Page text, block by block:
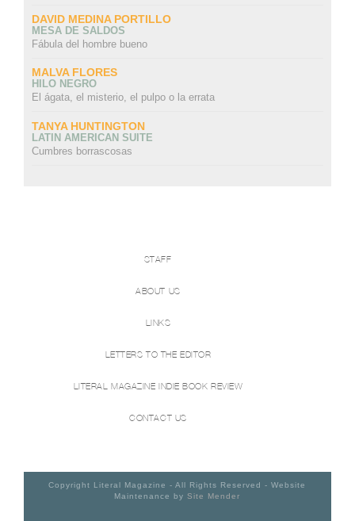
DAVID MEDINA PORTILLO
MESA DE SALDOS
Fábula del hombre bueno
MALVA FLORES
HILO NEGRO
El ágata, el misterio, el pulpo o la errata
TANYA HUNTINGTON
LATIN AMERICAN SUITE
Cumbres borrascosas
STAFF
ABOUT US
LINKS
LETTERS TO THE EDITOR
LITERAL MAGAZINE INDIE BOOK REVIEW
CONTACT US
Copyright Literal Magazine - All Rights Reserved - Website
Maintenance bySite Mender